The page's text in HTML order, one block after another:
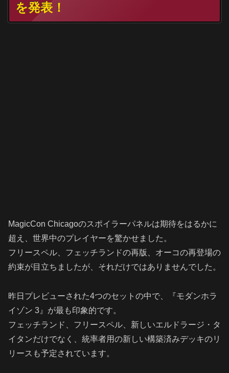
を発表！
MagicCon Chicagoのスポイラーパネルは期待をはるかに
超え、世界中のプレイヤーを驚かせました。
フリースペル、フェッチランドの再版、オーコの再登場の
約束が目立ちましたが、それだけではありませんでした。
昨日プレビューされた4つのセットの中で、『モダンホラ
イゾン 3』が最も印象的です。
フェッチランド、フリースペル、新しいエルドラージ・タ
イタンだけでなく、統率者用の新しい構築済みデッキのリ
リースも予定されています。